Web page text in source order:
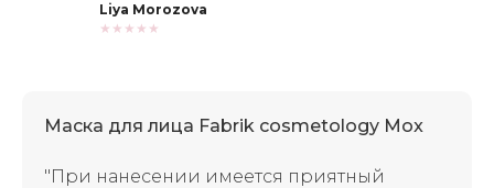
Liya Morozova
★★★★★
Маска для лица Fabrik cosmetology Mox
"При нанесении имеется приятный